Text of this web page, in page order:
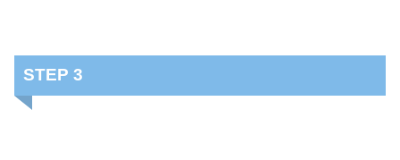
STEP 3